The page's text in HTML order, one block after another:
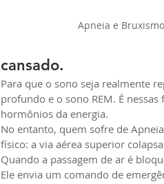
Apneia e Bruxismo
cansado.
Para que o sono seja realmente
profundo e o sono REM. É
hormônios da energia.
No entanto, quem sofre de
físico: a via aérea superior
Quando a passagem de ar é
Ele envia um comando de